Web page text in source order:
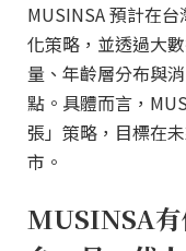
MUSINSA 預計在
化策略，並透過大
量、年齡層分布與
點。具體而言，
張」策略，目標在
市。
MUSINSA